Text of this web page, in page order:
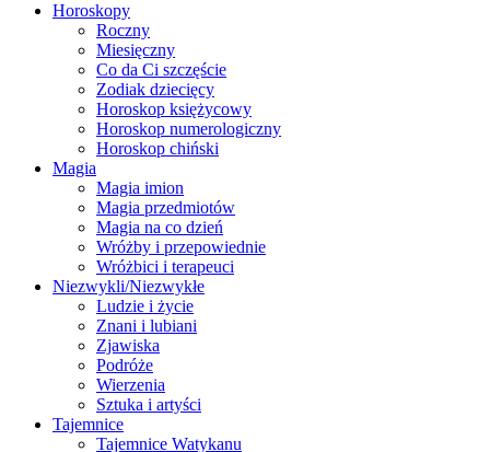
Horoskopy
Roczny
Miesięczny
Co da Ci szczęście
Zodiak dziecięcy
Horoskop księżycowy
Horoskop numerologiczny
Horoskop chiński
Magia
Magia imion
Magia przedmiotów
Magia na co dzień
Wróżby i przepowiednie
Wróżbici i terapeuci
Niezwykli/Niezwykłe
Ludzie i życie
Znani i lubiani
Zjawiska
Podróże
Wierzenia
Sztuka i artyści
Tajemnice
Tajemnice Watykanu